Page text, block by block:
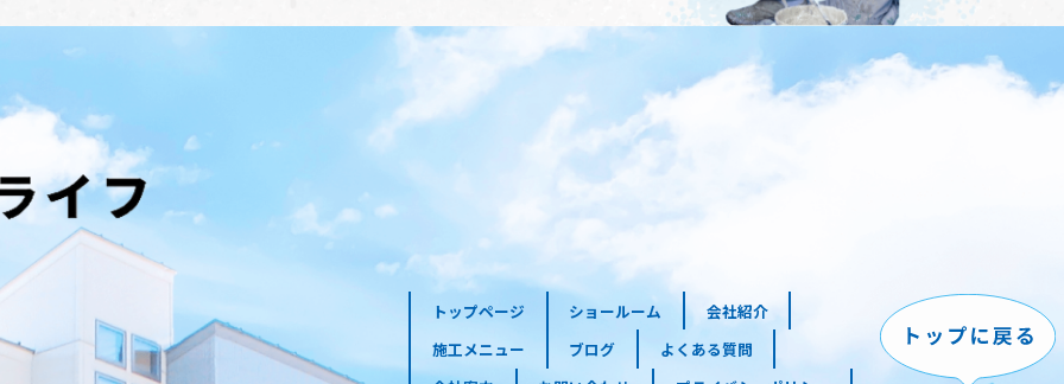
トップページ ショールーム
会社紹介
施工メニュー
ブログ
よくある質問